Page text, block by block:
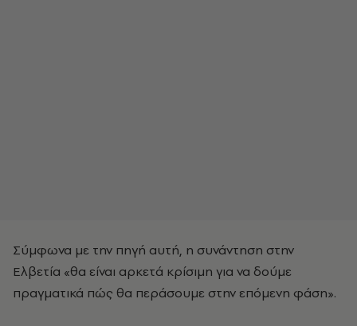
Σύμφωνα με την πηγή αυτή, η συνάντηση στην
Ελβετία «θα είναι αρκετά κρίσιμη για να δούμε
πραγματικά πώς θα περάσουμε στην επόμενη φάση».